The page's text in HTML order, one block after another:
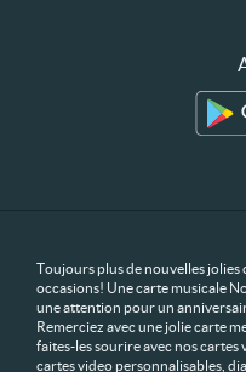
Toujours plus de nouvelles
occasions! Une carte musicale
une attention pour un
Remerciez avec une jolie carte
faites-les sourire avec nos
cartes video personnalisables,